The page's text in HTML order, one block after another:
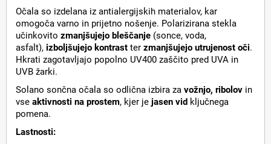
Očala so izdelana iz antialergijskih materialov, kar
omogoča varno in prijetno nošenje. Polarizirana stekla
učinkovito zmanjšujejo bleščanje (sonce, voda,
asfalt), izboljšujejo kontrast ter zmanjšujejo utrujenost oči.
Hkrati zagotavljajo popolno UV400 zaščito pred UVA in
UVB žarki.
Solano sončna očala so odlična izbira za vožnjo, ribolov in
vse aktivnosti na prostem, kjer je jasen vid ključnega
pomena.
Lastnosti: